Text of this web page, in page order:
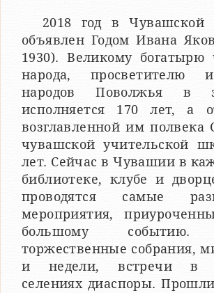
2018 год в Чувашской
объявлен Годом Ивана
1930). Великому богатырю
народа, просветителю
народов Поволжья в
исполняется 170 лет, а
возглавленной им полвека
чувашской учительской
лет. Сейчас в Чувашии в
библиотеке, клубе и
проводятся самые
мероприятия,
большому событию.
торжественные собрания,
и недели, встречи в
селениях диаспоры.